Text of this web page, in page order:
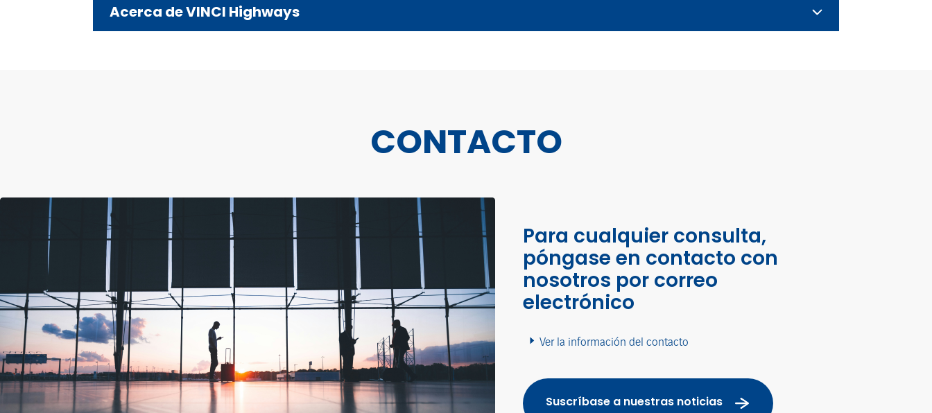
Acerca de VINCI Highways
CONTACTO
Para cualquier consulta,
póngase en contacto con
nosotros por correo
electrónico
Ver la información del contacto
Suscríbase a nuestras noticias